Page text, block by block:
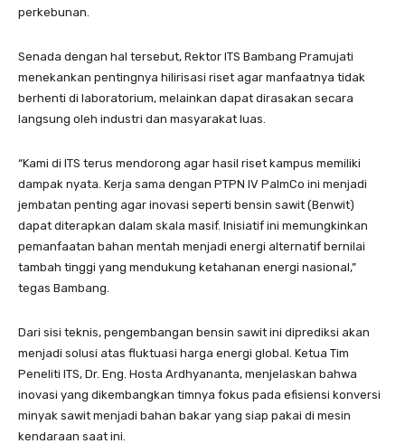
perkebunan.
Senada dengan hal tersebut, Rektor ITS Bambang Pramujati
menekankan pentingnya hilirisasi riset agar manfaatnya tidak
berhenti di laboratorium, melainkan dapat dirasakan secara
langsung oleh industri dan masyarakat luas.
“Kami di ITS terus mendorong agar hasil riset kampus memiliki
dampak nyata. Kerja sama dengan PTPN IV PalmCo ini menjadi
jembatan penting agar inovasi seperti bensin sawit (Benwit)
dapat diterapkan dalam skala masif. Inisiatif ini memungkinkan
pemanfaatan bahan mentah menjadi energi alternatif bernilai
tambah tinggi yang mendukung ketahanan energi nasional,”
tegas Bambang.
Dari sisi teknis, pengembangan bensin sawit ini diprediksi akan
menjadi solusi atas fluktuasi harga energi global. Ketua Tim
Peneliti ITS, Dr. Eng. Hosta Ardhyananta, menjelaskan bahwa
inovasi yang dikembangkan timnya fokus pada efisiensi konversi
minyak sawit menjadi bahan bakar yang siap pakai di mesin
kendaraan saat ini.